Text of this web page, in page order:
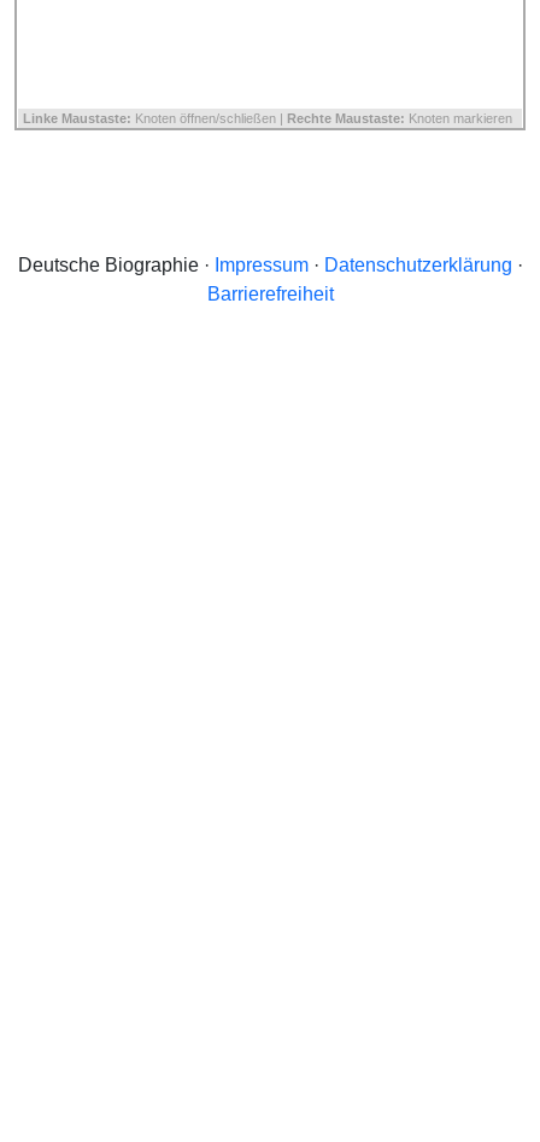
Linke Maustaste: Knoten öffnen/schließen | Rechte Maustaste: Knoten markieren
Deutsche Biographie · Impressum· Datenschutzerklärung ·
Barrierefreiheit